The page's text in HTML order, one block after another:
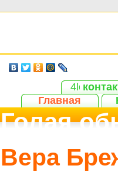
Главная
Голая
Вера